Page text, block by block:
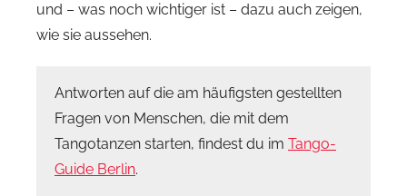
und – was noch wichtiger ist – dazu auch zeigen,
wie sie aussehen.
Antworten auf die am häufigsten gestellten
Fragen von Menschen, die mit dem
Tangotanzen starten, findest du im Tango-
Guide Berlin.